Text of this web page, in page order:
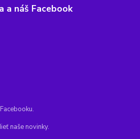
a náš Facebook
naše novinky.